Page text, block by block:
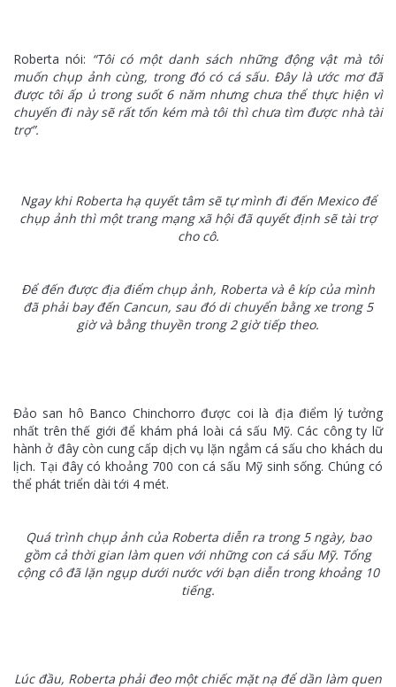
Roberta nói: “Tôi có một danh sách những động vật mà tôi
muốn chụp ảnh cùng, trong đó có cá sấu. Đây là ước mơ đã
được tôi ấp ủ trong suốt 6 năm nhưng chưa thể thực hiện vì
chuyến đi này sẽ rất tốn kém mà tôi thì chưa tìm được nhà tài
trợ”.
Ngay khi Roberta hạ quyết tâm sẽ tự mình đi đến Mexico để
chụp ảnh thì một trang mạng xã hội đã quyết định sẽ tài trợ
cho cô.
Để đến được địa điểm chụp ảnh, Roberta và ê kíp của mình
đã phải bay đến Cancun, sau đó di chuyển bằng xe trong 5
giờ và bằng thuyền trong 2 giờ tiếp theo.
Đảo san hô Banco Chinchorro được coi là địa điểm lý tưởng
nhất trên thế giới để khám phá loài cá sấu Mỹ. Các công ty lữ
hành ở đây còn cung cấp dịch vụ lặn ngắm cá sấu cho khách du
lịch. Tại đây có khoảng 700 con cá sấu Mỹ sinh sống. Chúng có
thể phát triển dài tới 4 mét.
Quá trình chụp ảnh của Roberta diễn ra trong 5 ngày, bao
gồm cả thời gian làm quen với những con cá sấu Mỹ. Tổng
cộng cô đã lặn ngụp dưới nước với bạn diễn trong khoảng 10
tiếng.
Lúc đầu, Roberta phải đeo một chiếc mặt nạ để dần làm quen